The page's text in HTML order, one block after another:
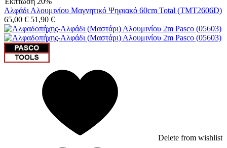
Αλφάδι Αλουμινίου Μαγνητικό Ψηφιακό 60cm Total (TMT2606D)
65,00 € 51,90 €
Delete from wishlist